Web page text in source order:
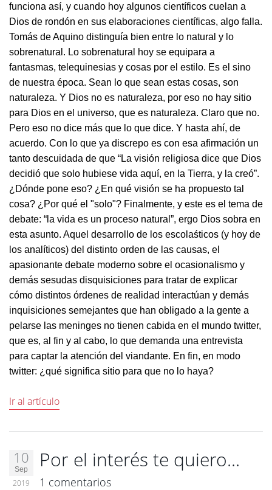
funciona así, y cuando hoy algunos científicos cuelan a
Dios de rondón en sus elaboraciones científicas, algo falla.
Tomás de Aquino distinguía bien entre lo natural y lo
sobrenatural. Lo sobrenatural hoy se equipara a
fantasmas, telequinesias y cosas por el estilo. Es el sino
de nuestra época. Sean lo que sean estas cosas, son
naturaleza. Y Dios no es naturaleza, por eso no hay sitio
para Dios en el universo, que es naturaleza. Claro que no.
Pero eso no dice más que lo que dice. Y hasta ahí, de
acuerdo. Con lo que ya discrepo es con esa afirmación un
tanto descuidada de que “La visión religiosa dice que Dios
decidió que solo hubiese vida aquí, en la Tierra, y la creó”.
¿Dónde pone eso? ¿En qué visión se ha propuesto tal
cosa? ¿Por qué el "solo"? Finalmente, y este es el tema de
debate: “la vida es un proceso natural”, ergo Dios sobra en
esta asunto. Aquel desarrollo de los escolaśticos (y hoy de
los analíticos) del distinto orden de las causas, el
apasionante debate moderno sobre el ocasionalismo y
demás sesudas disquisiciones para tratar de explicar
cómo distintos órdenes de realidad interactúan y demás
inquisiciones semejantes que han obligado a la gente a
pelarse las meninges no tienen cabida en el mundo twitter,
que es, al fin y al cabo, lo que demanda una entrevista
para captar la atención del viandante. En fin, en modo
twitter: ¿qué significa sitio para que no lo haya?
Ir al artículo
10
Sep
2019
Por el interés te quiero...
1 comentarios